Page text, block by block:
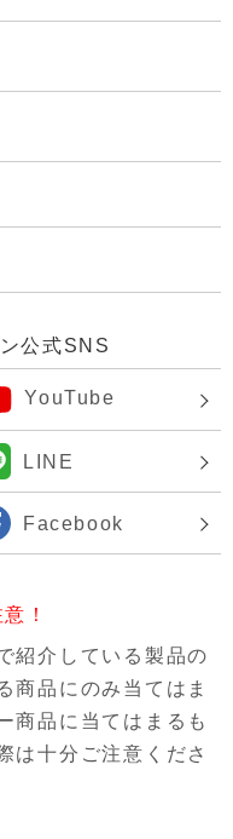
公式SNS
YouTube
LINE
Facebook
！
紹介している製品の
商品にのみ当てはま
商品に当てはまるも
は十分ご注意くださ